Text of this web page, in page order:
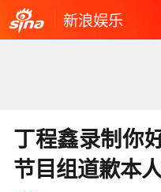
新浪娱乐
丁程鑫录制你
节目组道歉本